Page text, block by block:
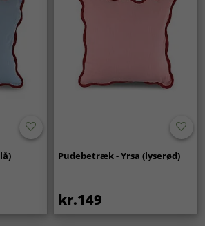
Pudebetræk - Yrsa (lyserød)
kr.149